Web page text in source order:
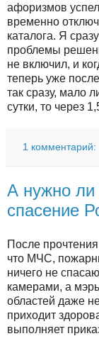
афоризмов
временно
каталога. Я
проблемы
не включил, и
теперь уже
так сразу, мало
сутки, то через
1 комментарий:
А нужно ли
спасение
После
что МЧС,
ничего не
камерами, а
областей даже
приходит
выполняет